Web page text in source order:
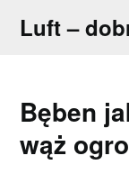
Luft –
Bęben
wąż